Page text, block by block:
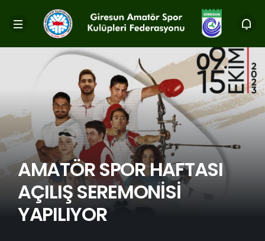
AMATÖR SPOR HAFTASI
AÇILIŞ SEREMONİSİ
YAPILIYOR